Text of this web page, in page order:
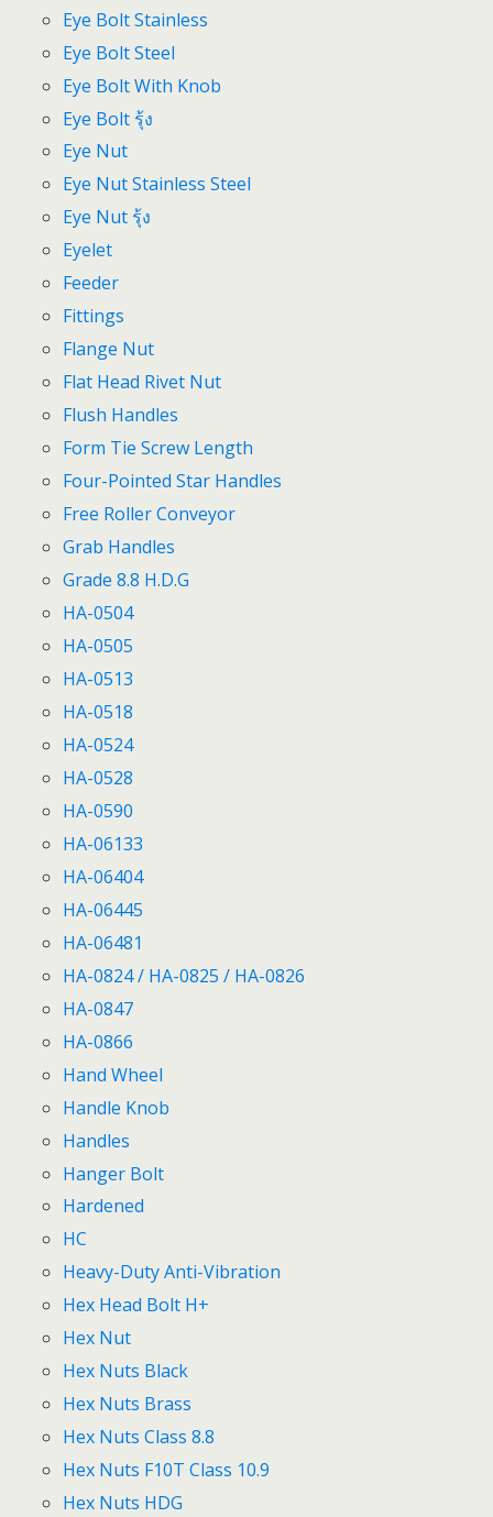
Eye Bolt Stainless
Eye Bolt Steel
Eye Bolt With Knob
Eye Bolt รุ้ง
Eye Nut
Eye Nut Stainless Steel
Eye Nut รุ้ง
Eyelet
Feeder
Fittings
Flange Nut
Flat Head Rivet Nut
Flush Handles
Form Tie Screw Length
Four-Pointed Star Handles
Free Roller Conveyor
Grab Handles
Grade 8.8 H.D.G
HA-0504
HA-0505
HA-0513
HA-0518
HA-0524
HA-0528
HA-0590
HA-06133
HA-06404
HA-06445
HA-06481
HA-0824 / HA-0825 / HA-0826
HA-0847
HA-0866
Hand Wheel
Handle Knob
Handles
Hanger Bolt
Hardened
HC
Heavy-Duty Anti-Vibration
Hex Head Bolt H+
Hex Nut
Hex Nuts Black
Hex Nuts Brass
Hex Nuts Class 8.8
Hex Nuts F10T Class 10.9
Hex Nuts HDG